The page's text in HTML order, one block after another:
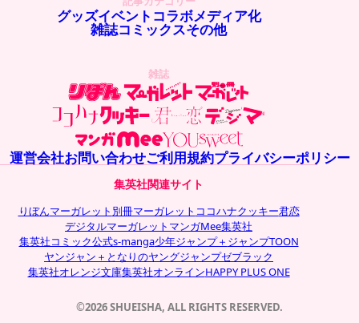
グッズイベント コラボメディア化
雑誌コミックスその他
雑誌
運営会社お問い合わせご利用規約プライバシーポリシー
集英社関連サイト
りぼんマーガレット 別冊マーガレット ココハナクッキー君恋
デジタルマーガレット マンガMee集英社
集英社コミック公式s-manga少年ジャンプ＋ ジャンプTOON
ヤンジャン＋ となりのヤングジャンプゼブラック
集英社オレンジ文庫集英社オンラインHAPPY PLUS ONE
©2026 SHUEISHA, ALL RIGHTS RESERVED.